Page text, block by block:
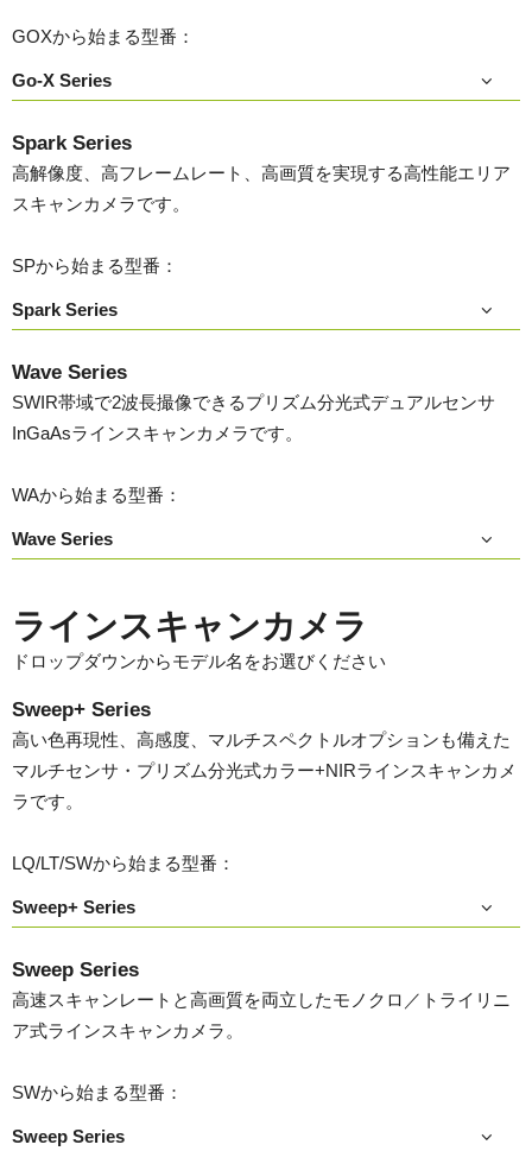
GOXから始まる型番：
Go-X Series
Spark Series
高解像度、高フレームレート、高画質を実現する高性能エリア
スキャンカメラです。
SPから始まる型番：
Spark Series
Wave Series
SWIR帯域で2波長撮像できるプリズム分光式デュアルセンサ
InGaAsラインスキャンカメラです。
WAから始まる型番：
Wave Series
ラインスキャンカメラ
ドロップダウンからモデル名をお選びください
Sweep+ Series
高い色再現性、高感度、マルチスペクトルオプションも備えた
マルチセンサ・プリズム分光式カラー+NIRラインスキャンカメ
ラです。
LQ/LT/SWから始まる型番：
Sweep+ Series
Sweep Series
高速スキャンレートと高画質を両立したモノクロ／トライリニ
ア式ラインスキャンカメラ。
SWから始まる型番：
Sweep Series